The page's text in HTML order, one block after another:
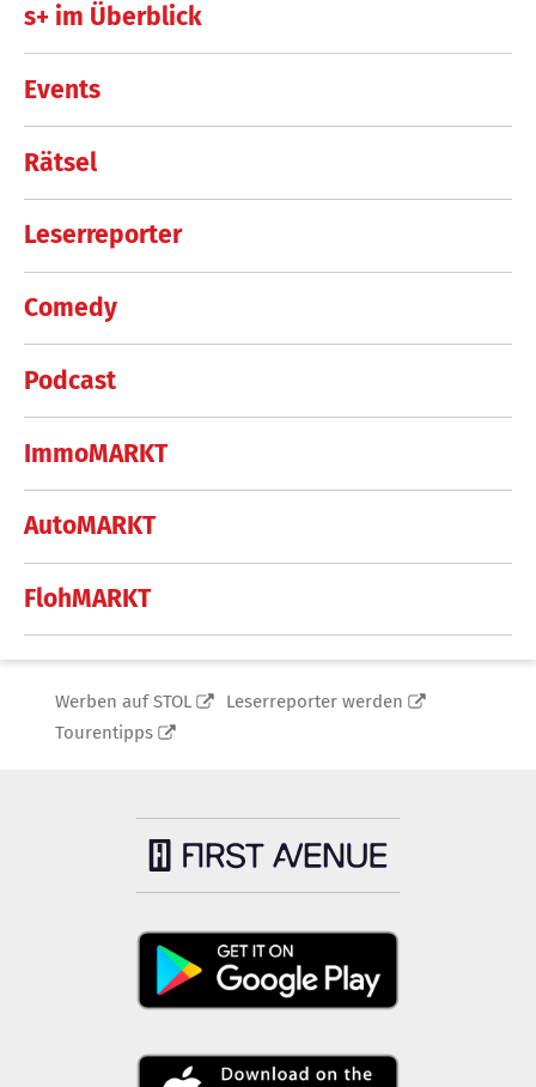
s+ im Überblick
Events
Rätsel
Leserreporter
Comedy
Podcast
ImmoMARKT
AutoMARKT
FlohMARKT
Werben auf STOL
Leserreporter werden
Tourentipps